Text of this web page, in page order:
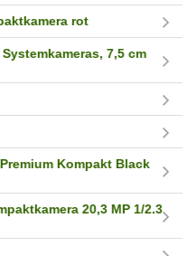
rot
7,5 cm
Kompakt Black
20,3 MP 1/2.3